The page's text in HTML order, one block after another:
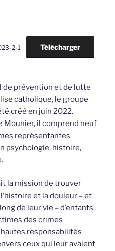
2-1 Télécharger
de prévention et de lutte
catholique, le groupe
créé en juin 2022.
Mounier, il comprend neuf
représentantes
psychologie, histoire,
la mission de trouver
et la douleur – et
de leur vie – d’enfants
des crimes
responsabilités
ceux qui leur avaient